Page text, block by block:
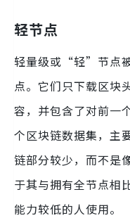
轻节点
轻量级或“轻”节点
点。它们只下载区块
容，并包含了对前一
个区块链数据集，主
链部分较少，而不是
于其与拥有全节点相
能力较低的人使用。